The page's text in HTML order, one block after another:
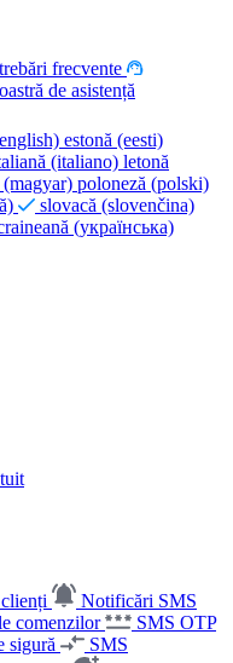
frecvente
de asistență
estonă (eesti)
(italiano) letonă
(magyar) poloneză (polski)
slovacă (slovenčina)
(українська)
Notificări SMS
comenzilor
SMS OTP
sigură
SMS